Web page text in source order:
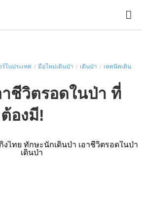
ร์ในประเทศ มือใหม่เดินป่า เดินป่า
เทคนิคเดิน
าชีวิตรอดในป่า ที่
องมี!